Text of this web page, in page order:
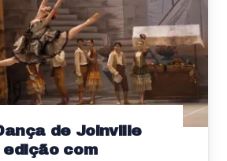
de Joinville
edição com